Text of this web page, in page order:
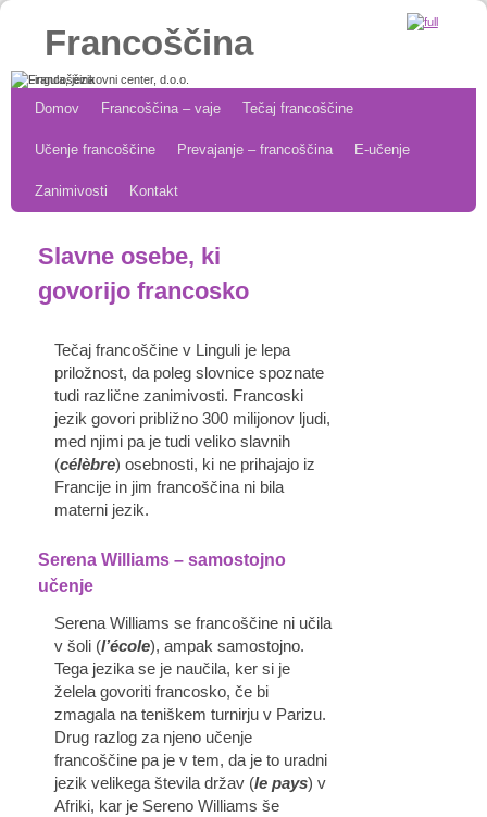
Francoščina
Domov Francoščina – vaje Tečaj francoščine
Učenje francoščine Prevajanje – francoščina E-učenje
Zanimivosti Kontakt
Slavne osebe, ki
govorijo francosko
Tečaj francoščine v Linguli je lepa
priložnost, da poleg slovnice spoznate
tudi različne zanimivosti. Francoski
jezik govori približno 300 milijonov ljudi,
med njimi pa je tudi veliko slavnih
(célèbre) osebnosti, ki ne prihajajo iz
Francije in jim francoščina ni bila
materni jezik.
Serena Williams – samostojno
učenje
Serena Williams se francoščine ni učila
v šoli (l’école), ampak samostojno.
Tega jezika se je naučila, ker si je
želela govoriti francosko, če bi
zmagala na teniškem turnirju v Parizu.
Drug razlog za njeno učenje
francoščine pa je v tem, da je to uradni
jezik velikega števila držav (le pays) v
Afriki, kar je Sereno Williams še